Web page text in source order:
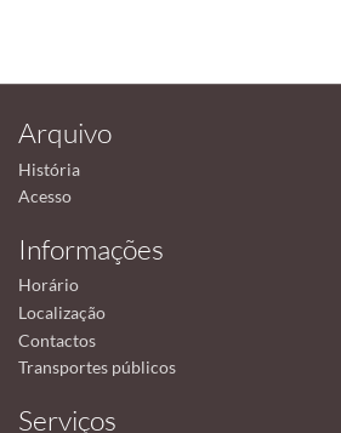
Arquivo
História
Acesso
Informações
Horário
Localização
Contactos
Transportes públicos
Serviços